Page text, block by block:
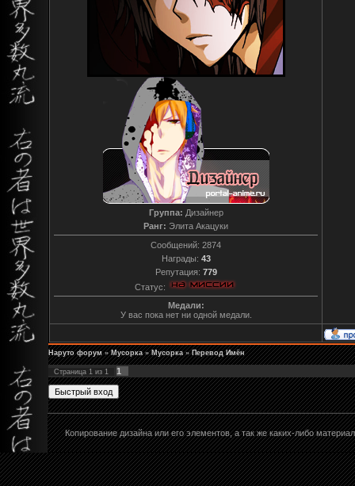
Группа: Дизайнер
Ранг: Элита Акацуки
Сообщений: 2874
Награды: 43
Репутация: 779
Статус:
Медали:
У вас пока нет ни одной медали.
Наруто форум » Мусорка » Мусорка » Перевод Имён
Страница 1 из 1 1
Копирование дизайна или его элементов, а так же каких-либо